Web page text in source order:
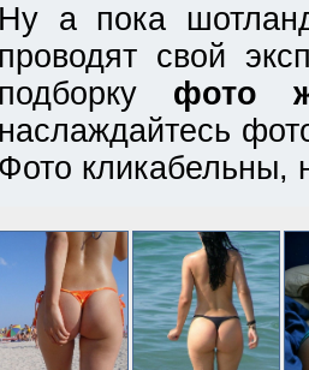
Ну а пока
проводят свой
подборку фото
наслаждайтесь
Фото кликабельны,